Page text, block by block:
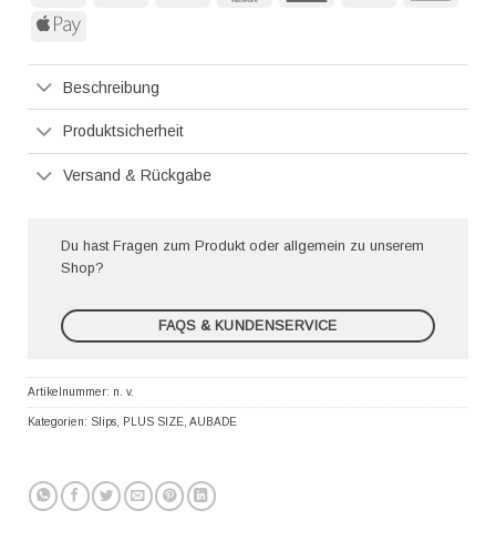
Apple
Beschreibung
Produktsicherheit
Versand & Rückgabe
Du hast Fragen zum Produkt oder allgemein zu unserem
Shop?
FAQS & KUNDENSERVICE
Artikelnummer: n. v.
Kategorien: Slips, PLUS SIZE, AUBADE